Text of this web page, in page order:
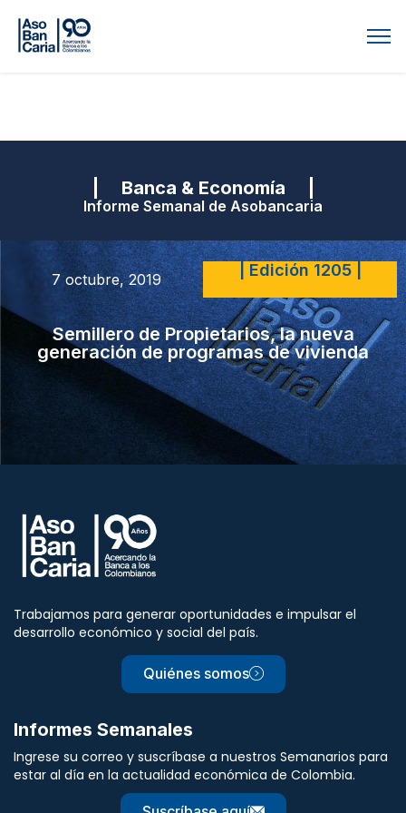
| Banca & Economía |
Informe Semanal de Asobancaria
7 octubre, 2019 | Edición 1205 |
Semillero de Propietarios, la nueva
generación de programas de vivienda
Trabajamos para generar oportunidades e impulsar el
desarrollo económico y social del país.
Quiénes somos
Informes Semanales
Ingrese su correo y suscríbase a nuestros Semanarios para
estar al día en la actualidad económica de Colombia.